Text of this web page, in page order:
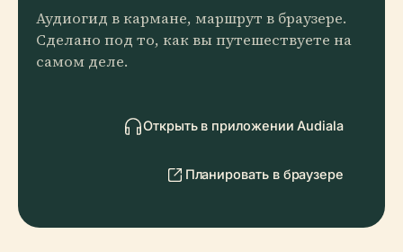
Аудиогид в кармане, маршрут в браузере.
Сделано под то, как вы путешествуете на
самом деле.
Открыть в приложении Audiala
Планировать в браузере